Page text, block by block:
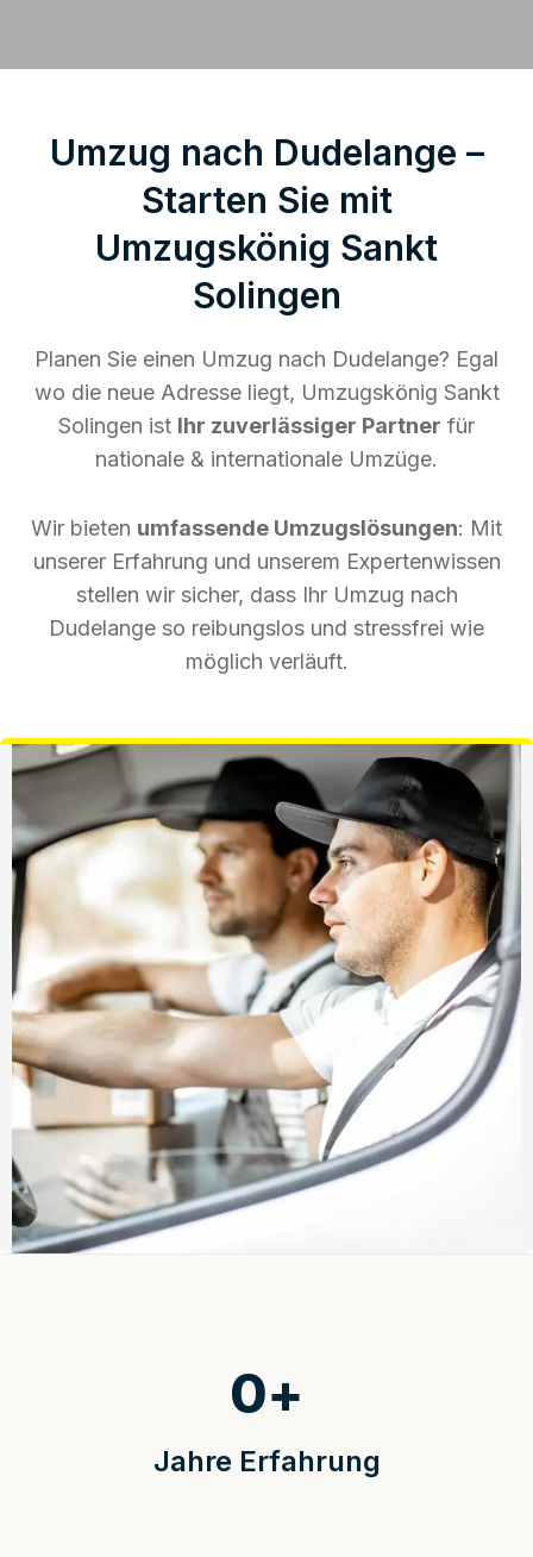
Umzug nach Dudelange –
Starten Sie mit
Umzugskönig Sankt
Solingen
Planen Sie einen Umzug nach Dudelange? Egal
wo die neue Adresse liegt, Umzugskönig Sankt
Solingen ist Ihr zuverlässiger Partner für
nationale & internationale Umzüge.
Wir bieten umfassende Umzugslösungen: Mit
unserer Erfahrung und unserem Expertenwissen
stellen wir sicher, dass Ihr Umzug nach
Dudelange so reibungslos und stressfrei wie
möglich verläuft.
Jahre Erfahrung
0+